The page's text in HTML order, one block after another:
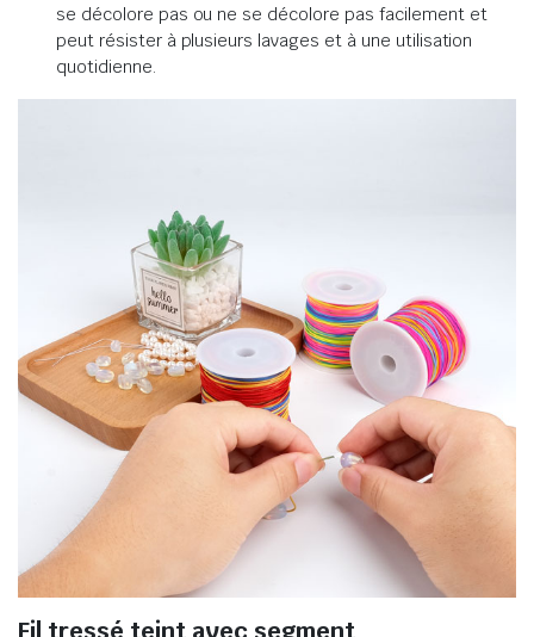
se décolore pas ou ne se décolore pas facilement et
peut résister à plusieurs lavages et à une utilisation
quotidienne.